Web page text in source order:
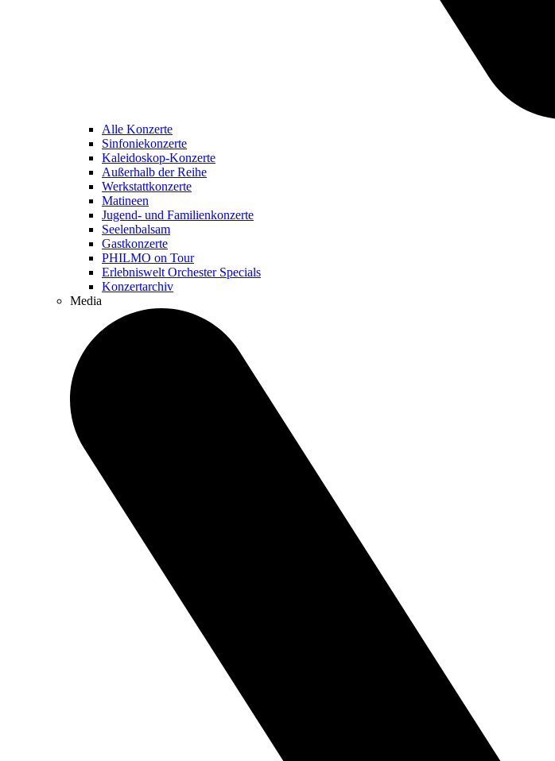
Alle Konzerte
Sinfoniekonzerte
Kaleidoskop-Konzerte
Außerhalb der Reihe
Werkstattkonzerte
Matineen
Jugend- und Familienkonzerte
Seelenbalsam
Gastkonzerte
PHILMO on Tour
Erlebniswelt Orchester Specials
Konzertarchiv
Media